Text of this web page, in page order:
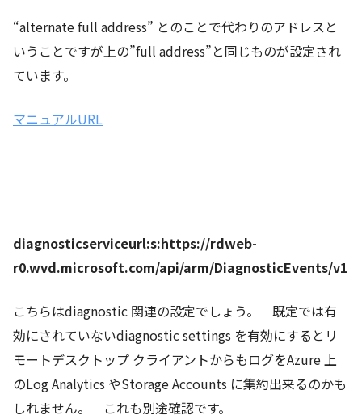
“alternate full address” とのことで代わりのアドレスと
いうことですが上の”full address”と同じものが設定され
ています。
マニュアルURL
diagnosticserviceurl:s:https://rdweb-
r0.wvd.microsoft.com/api/arm/DiagnosticEvents/v1
こちらはdiagnostic 関連の設定でしょう。 既定では有
効にされていないdiagnostic settings を有効にするとリ
モートデスクトップ クライアントからもログをAzure 上
のLog Analytics やStorage Accounts に集約出来るのかも
しれません。 これも別途確認です。